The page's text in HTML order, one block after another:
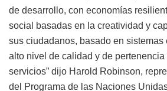
de desarrollo, con economías
social basadas en la creatividad y
sus ciudadanos, basado en sistemas
alto nivel de calidad y de
servicios” dijo Harold Robinson,
del Programa de las Naciones